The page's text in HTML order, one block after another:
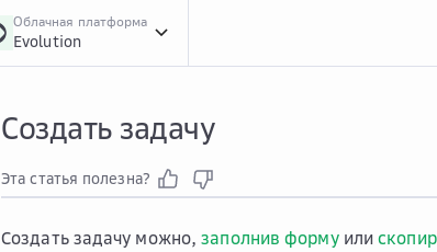
Облачная платформа
Evolution
Создать задачу
Эта статья полезна?
Создать задачу можно,заполнив формуили